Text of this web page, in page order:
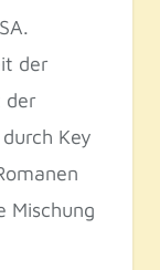
der
der
Key
Mischung